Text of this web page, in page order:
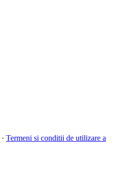
· Termeni si conditii de utilizare a